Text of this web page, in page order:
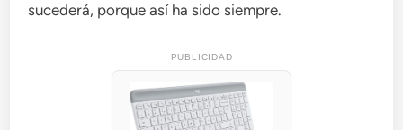
sucederá, porque así ha sido siempre.
PUBLICIDAD